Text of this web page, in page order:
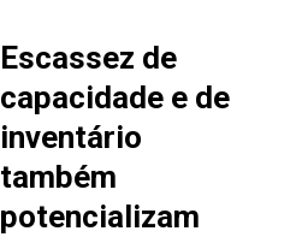
Escassez de
capacidade e de
inventário
também
potencializam